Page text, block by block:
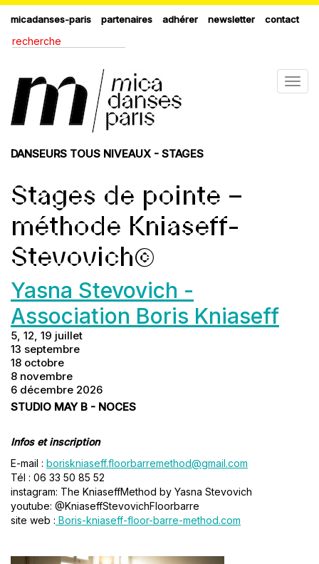
micadanses-paris partenaires adhérer newsletter contact
DANSEURS TOUS NIVEAUX - STAGES
Stages de pointe –
méthode Kniaseff-
Stevovich©
Yasna Stevovich -
Association Boris Kniaseff
5, 12, 19 juillet
13 septembre
18 octobre
8 novembre
6 décembre 2026
STUDIO MAY B - NOCES
Infos et inscription
E-mail : boriskniaseff.floorbarremethod@gmail.com
Tél : 06 33 50 85 52
instagram: The KniaseffMethod by Yasna Stevovich
youtube: @KniaseffStevovichFloorbarre
site web : Boris-kniaseff-floor-barre-method.com